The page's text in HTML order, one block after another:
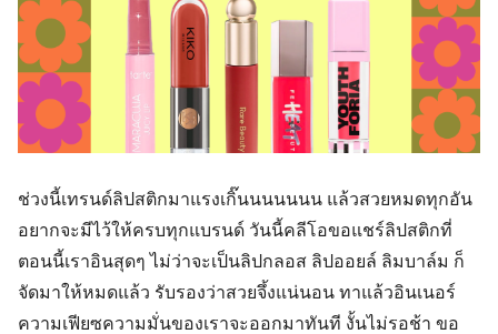
ช่วงนี้เทรนด์ลิปสติกมาแรงเกิ๊นนนนนนน แล้วสวยหมดทุกอัน
อยากจะมีไว้ให้ครบทุกแบรนด์ วันนี้คลีโอขอแชร์ลิปสติกที่
ตอนนี้เราอินสุดๆ ไม่ว่าจะเป็นลิปกลอส ลิปออยล์ ลิมบาล์ม ก็
จัดมาให้หมดแล้ว รับรองว่าสวยจึ้งแน่นอน ทาแล้วอินเนอร์
ความเฟียซความมั่นของเราจะออกมาทันที งั้นไม่รอช้า ขอ